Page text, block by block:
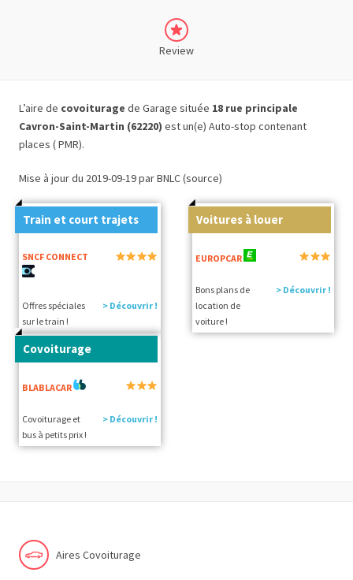
Review
L’aire de covoiturage de Garage située 18 rue principale
Cavron-Saint-Martin (62220) est un(e) Auto-stop contenant
places ( PMR).
Mise à jour du 2019-09-19 par BNLC (source)
Train et court trajets
SNCF CONNECT
Offres spéciales
sur le train !
> Découvrir !
Voitures à louer
EUROPCAR
Bons plans de
location de
voiture !
> Découvrir !
Covoiturage
BLABLACAR
Covoiturage et
bus à petits prix !
> Découvrir !
Aires Covoiturage